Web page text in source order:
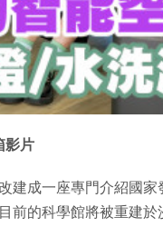
影
片
影片
建成一座專門介紹國
前的科學館將被重建